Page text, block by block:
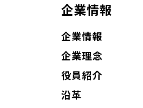
企業情報
企業情報
企業理念
役員紹介
沿革